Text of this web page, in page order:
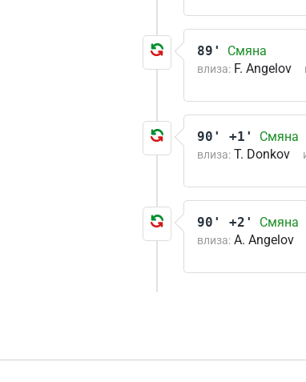
89' Смяна
влиза: F. Angelov
90' +1' Смяна
влиза: T. Donkov
90' +2' Смяна
влиза: A. Angelov